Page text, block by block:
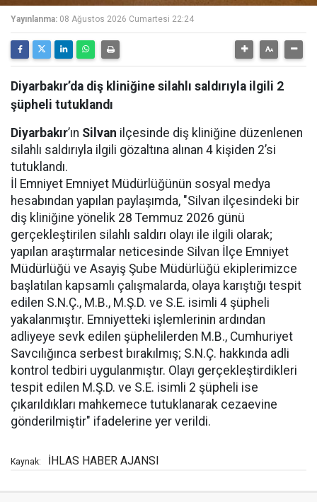
Yayınlanma: 08 Ağustos 2026 Cumartesi 22:24
Diyarbakır’da diş kliniğine silahlı saldırıyla ilgili 2
şüpheli tutuklandı
Diyarbakır’ın Silvan ilçesinde diş kliniğine düzenlenen
silahlı saldırıyla ilgili gözaltına alınan 4 kişiden 2’si
tutuklandı.
İl Emniyet Emniyet Müdürlüğünün sosyal medya
hesabından yapılan paylaşımda, "Silvan ilçesindeki bir
diş kliniğine yönelik 28 Temmuz 2026 günü
gerçekleştirilen silahlı saldırı olayı ile ilgili olarak;
yapılan araştırmalar neticesinde Silvan İlçe Emniyet
Müdürlüğü ve Asayiş Şube Müdürlüğü ekiplerimizce
başlatılan kapsamlı çalışmalarda, olaya karıştığı tespit
edilen S.N.Ç., M.B., M.Ş.D. ve S.E. isimli 4 şüpheli
yakalanmıştır. Emniyetteki işlemlerinin ardından
adliyeye sevk edilen şüphelilerden M.B., Cumhuriyet
Savcılığınca serbest bırakılmış; S.N.Ç. hakkında adli
kontrol tedbiri uygulanmıştır. Olayı gerçekleştirdikleri
tespit edilen M.Ş.D. ve S.E. isimli 2 şüpheli ise
çıkarıldıkları mahkemece tutuklanarak cezaevine
gönderilmiştir" ifadelerine yer verildi.
Kaynak: İHLAS HABER AJANSI